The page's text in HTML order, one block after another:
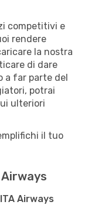
competitivi e
rendere
la nostra
di dare
a far parte del
potrai
ulteriori
il tuo
ITA Airways